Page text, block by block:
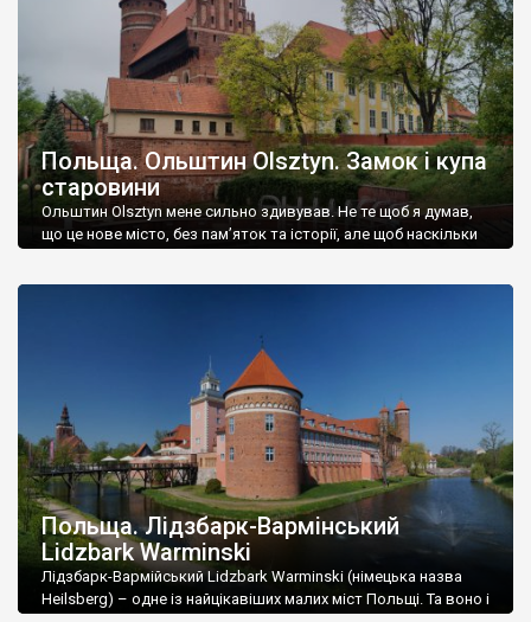
Польща. Ольштин Olsztyn. Замок і купа
старовини
Ольштин Olsztyn мене сильно здивував. Не те щоб я думав,
що це нове місто, без пам’яток та історії, але щоб наскільки
Польща. Лідзбарк-Вармінський
Lidzbark Warminski
Лідзбарк-Вармійський Lidzbark Warminski (німецька назва
Heilsberg) – одне із найцікавіших малих міст Польщі. Та воно і